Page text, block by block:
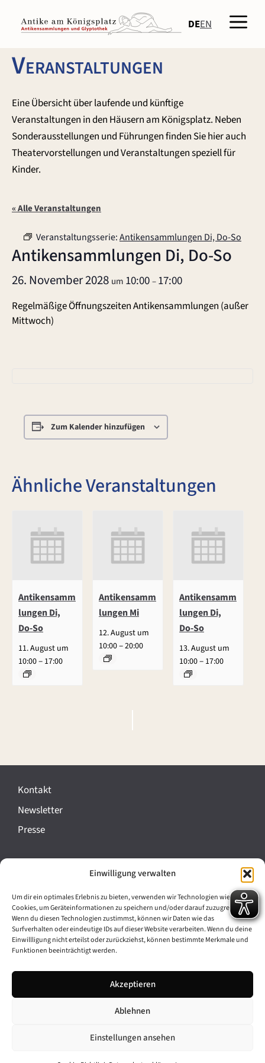
Einwilligung verwalten
Um dir ein optimales Erlebnis zu bieten, verwenden wir Technologien wie
Cookies, um Geräteinformationen zu speichern und/oder darauf zuzugreifen.
Wenn du diesen Technologien zustimmst, können wir Daten wie das
Surfverhalten oder eindeutige IDs auf dieser Website verarbeiten. Wenn du deine
Einwillligung nicht erteilst oder zurückziehst, können bestimmte Merkmale und
Funktionen beeinträchtigt werden.
Akzeptieren
Ablehnen
Einstellungen ansehen
Inhalt
springen
DEEN
Veranstaltungen
Eine Übersicht über laufende und künftige
Veranstaltungen in den Häusern am Königsplatz. Neben
Sonderausstellungen und Führungen finden Sie hier auch
Theatervorstellungen und Veranstaltungen speziell für
Kinder.
« Alle Veranstaltungen
Veranstaltungsserie:Antikensammlungen Di, Do-So
Antikensammlungen Di, Do-So
26. November 2028 um 10:00–17:00
Regelmäßige Öffnungszeiten Antikensammlungen (außer
Mittwoch)
Zum Kalender hinzufügen
Ähnliche Veranstaltungen
Antikensamm
lungen Di,
Do-So
11. August um
10:00– 17:00
Antikensamm
lungen Mi
12. August um
10:00–20:00
Antikensamm
lungen Di,
Do-So
13. August um
10:00– 17:00
e
a
n
t
l
t
u
g
-
Kontakt
Newsletter
Presse
Cookie-Richtlinie (EU)
Barrierefreiheit